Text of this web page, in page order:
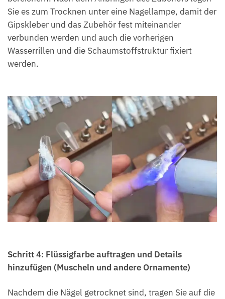
Sie es zum Trocknen unter eine Nagellampe, damit der
Gipskleber und das Zubehör fest miteinander
verbunden werden und auch die vorherigen
Wasserrillen und die Schaumstoffstruktur fixiert
werden.
Schritt 4: Flüssigfarbe auftragen und Details
hinzufügen (Muscheln und andere Ornamente)
Nachdem die Nägel getrocknet sind, tragen Sie auf die